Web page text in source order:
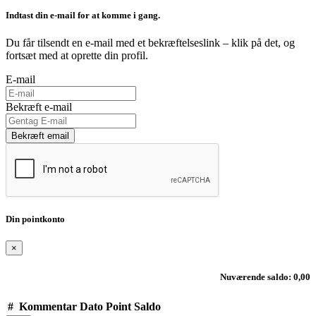
Indtast din e-mail for at komme i gang.
Du får tilsendt en e-mail med et bekræftelseslink – klik på det, og
fortsæt med at oprette din profil.
E-mail
Bekræft e-mail
Bekræft email
Din pointkonto
×
Nuværende saldo: 0,00
# Kommentar Dato Point Saldo